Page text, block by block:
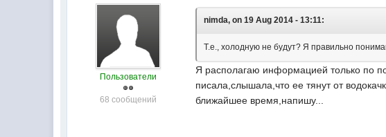
Пользователи
68 сообщений
nimda, on 19 Aug 2014 - 13:11:
Т.е., холодную не будут? Я правильно
Я располагаю информацией только по
писала,слышала,что ее тянут от
ближайшее время,напишу...